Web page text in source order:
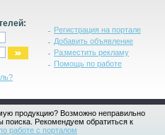
Регистрация на портале
Добавить объявление
Разместить рекламу
Помощь по работе
продукцию? Возможно неправильно
поиска. Рекомендуем обратиться к
работе с порталом